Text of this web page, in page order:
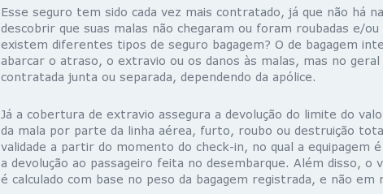
Esse seguro tem sido cada vez mais contratado, já que não há
descobrir que suas malas não chegaram ou foram roubadas e/ou
existem diferentes tipos de seguro bagagem? O de bagagem
abarcar o atraso, o extravio ou os danos às malas, mas no
contratada junta ou separada, dependendo da apólice.
Já a cobertura de extravio assegura a devolução do limite do
da mala por parte da linha aérea, furto, roubo ou destruição
validade a partir do momento do check-in, no qual a
a devolução ao passageiro feita no desembarque. Além disso, o
é calculado com base no peso da bagagem registrada, e não em